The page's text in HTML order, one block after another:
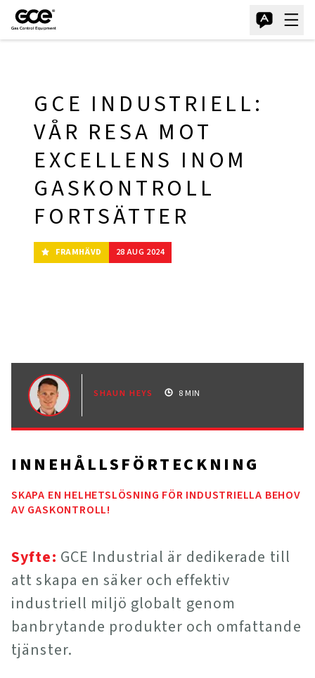
GCE INDUSTRIELL:
VÅR RESA MOT
EXCELLENS INOM
GASKONTROLL
FORTSÄTTER
FRAMHÄVD 28 AUG 2024
SHAUN HEYS 8 MIN
INNEHÅLLSFÖRTECKNING
SKAPA EN HELHETSLÖSNING FÖR INDUSTRIELLA BEHOV
AV GASKONTROLL!
Syfte: GCE Industrial är dedikerade till
att skapa en säker och effektiv
industriell miljö globalt genom
banbrytande produkter och omfattande
tjänster.